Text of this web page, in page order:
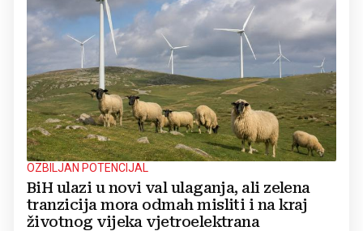
OZBILJAN POTENCIJAL
BiH ulazi u novi val ulaganja, ali zelena
tranzicija mora odmah misliti i na kraj
životnog vijeka vjetroelektrana